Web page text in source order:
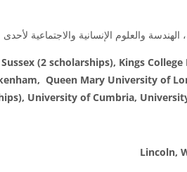
والعلوم الإنسانية والاجتماعية
(2 scholarships), Kings
Queen Mary University of
University of Cumbria,
Lincoln,